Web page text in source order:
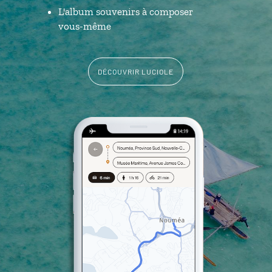
L'album souvenirs à composer
vous-même
DÉCOUVRIR LUCIOLE